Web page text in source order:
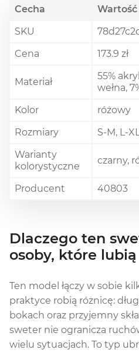
Cecha
Wartość
SKU
Cena
173.9 zł
Materiał
55%
wełna,
Kolor
różowy
Rozmiary
S-M, L-XL
Warianty
kolorystyczne
czarny,
Producent 40803
Dlaczego ten
osoby, które
Ten model łączy w sobie
praktyce robią różnicę:
bokach oraz przyjemny
sweter nie ogranicza
wielu sytuacjach. To typ